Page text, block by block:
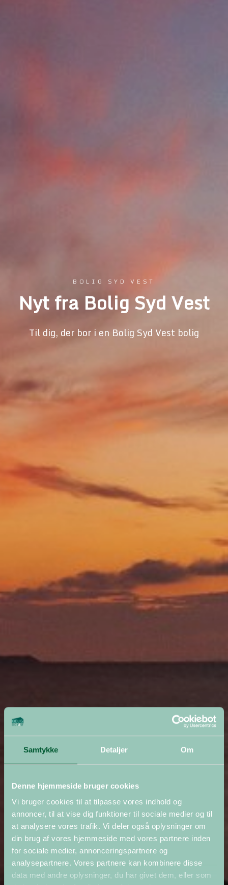
Samtykke Detaljer Om
Denne hjemmeside bruger cookies
Vi bruger cookies til at tilpasse vores indhold og
annoncer, til at vise dig funktioner til sociale medier og til
at analysere vores trafik. Vi deler også oplysninger om
din brug af vores hjemmeside med vores partnere inden
for sociale medier, annonceringspartnere og
analysepartnere. Vores partnere kan kombinere disse
data med andre oplysninger, du har givet dem, eller som
BOLIG SYD VEST
Nyt fra Bolig Syd Vest
Til dig, der bor i en Bolig Syd Vest bolig